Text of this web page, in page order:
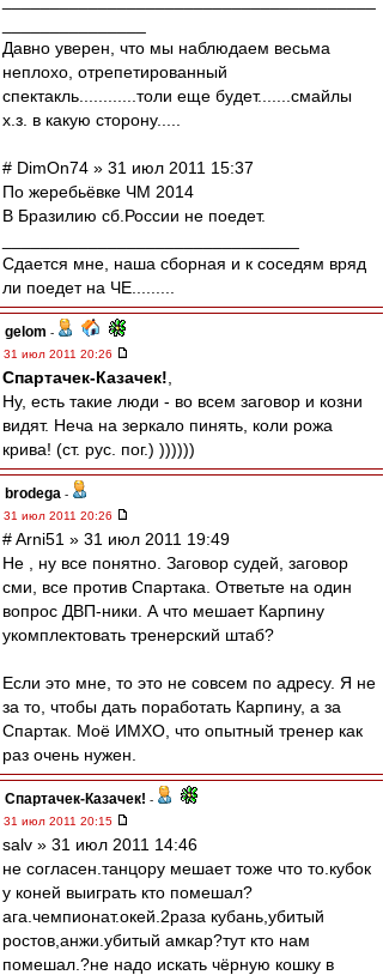
Давно уверен, что мы наблюдаем весьма
неплохо, отрепетированный
спектакль............толи еще будет.......смайлы
х.з. в какую сторону.....
# DimOn74 » 31 июл 2011 15:37
По жеребьёвке ЧМ 2014
В Бразилию сб.России не поедет.
Сдается мне, наша сборная и к соседям вряд
ли поедет на ЧЕ.........
gelom -
31 июл 2011 20:26
Спартачек-Казачек!
Ну, есть такие люди - во всем заговор и козни
видят. Неча на зеркало пинять, коли рожа
крива! (ст. рус. пог.) ))))))
brodega -
31 июл 2011 20:26
# Arni51 » 31 июл 2011 19:49
Не , ну все понятно. Заговор судей, заговор
сми, все против Спартака. Ответьте на один
вопрос ДВП-ники. А что мешает Карпину
укомплектовать тренерский штаб?
Если это мне, то это не совсем по адресу. Я не
за то, чтобы дать поработать Карпину, а за
Спартак. Моё ИМХО, что опытный тренер как
раз очень нужен.
Спартачек-Казачек! -
31 июл 2011 20:15
salv » 31 июл 2011 14:46
не согласен.танцору мешает тоже что то.кубок
у коней выиграть кто помешал?
ага.чемпионат.окей.2раза кубань,убитый
ростов,анжи.убитый амкар?тут кто нам
помешал.?не надо искать чёрную кошку в